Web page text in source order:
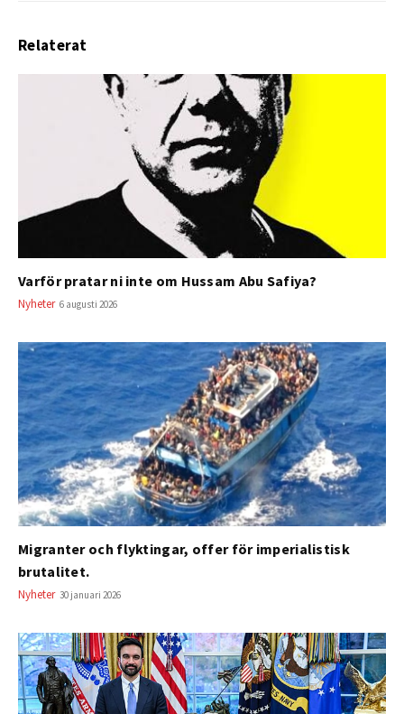
Relaterat
Varför pratar ni inte om Hussam Abu Safiya?
Nyheter 6 augusti 2026
Migranter och flyktingar, offer för imperialistisk
brutalitet.
Nyheter 30 januari 2026